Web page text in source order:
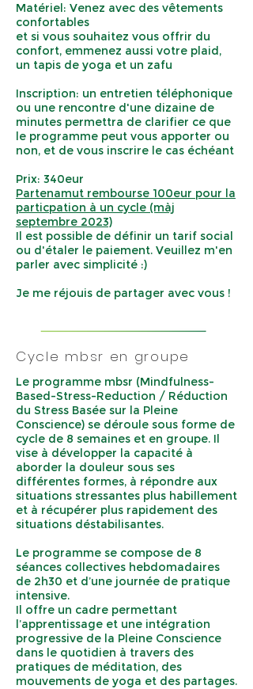
Matériel: Venez avec des vêtements
confortables
et si vous souhaitez vous offrir du
confort, emmenez aussi votre plaid,
un tapis de yoga et un zafu
Inscription: un entretien téléphonique
ou une rencontre d'une dizaine de
minutes permettra de clarifier ce que
le programme peut vous apporter ou
non, et de vous inscrire le cas échéant
Prix: 340eur
Partenamut rembourse 100eur pour la
particpation à un cycle (màj
septembre 2023)
Il est possible de définir un tarif social
ou d'étaler le paiement. Veuillez m'en
parler avec simplicité :)
Je me réjouis de partager avec vous !
Cycle mbsr en groupe
Le programme mbsr (Mindfulness-
Based-Stress-Reduction / Réduction
du Stress Basée sur la Pleine
Conscience) se déroule sous forme de
cycle de 8 semaines et en groupe. Il
vise à développer la capacité à
aborder la douleur sous ses
différentes formes, à répondre aux
situations stressantes plus habillement
et à récupérer plus rapidement des
situations déstabilisantes.
Le programme se compose de 8
séances collectives hebdomadaires
de 2h30 et d’une journée de pratique
intensive.
Il offre un cadre permettant
l’apprentissage et une intégration
progressive de la Pleine Conscience
dans le quotidien à travers des
pratiques de méditation, des
mouvements de yoga et des partages.